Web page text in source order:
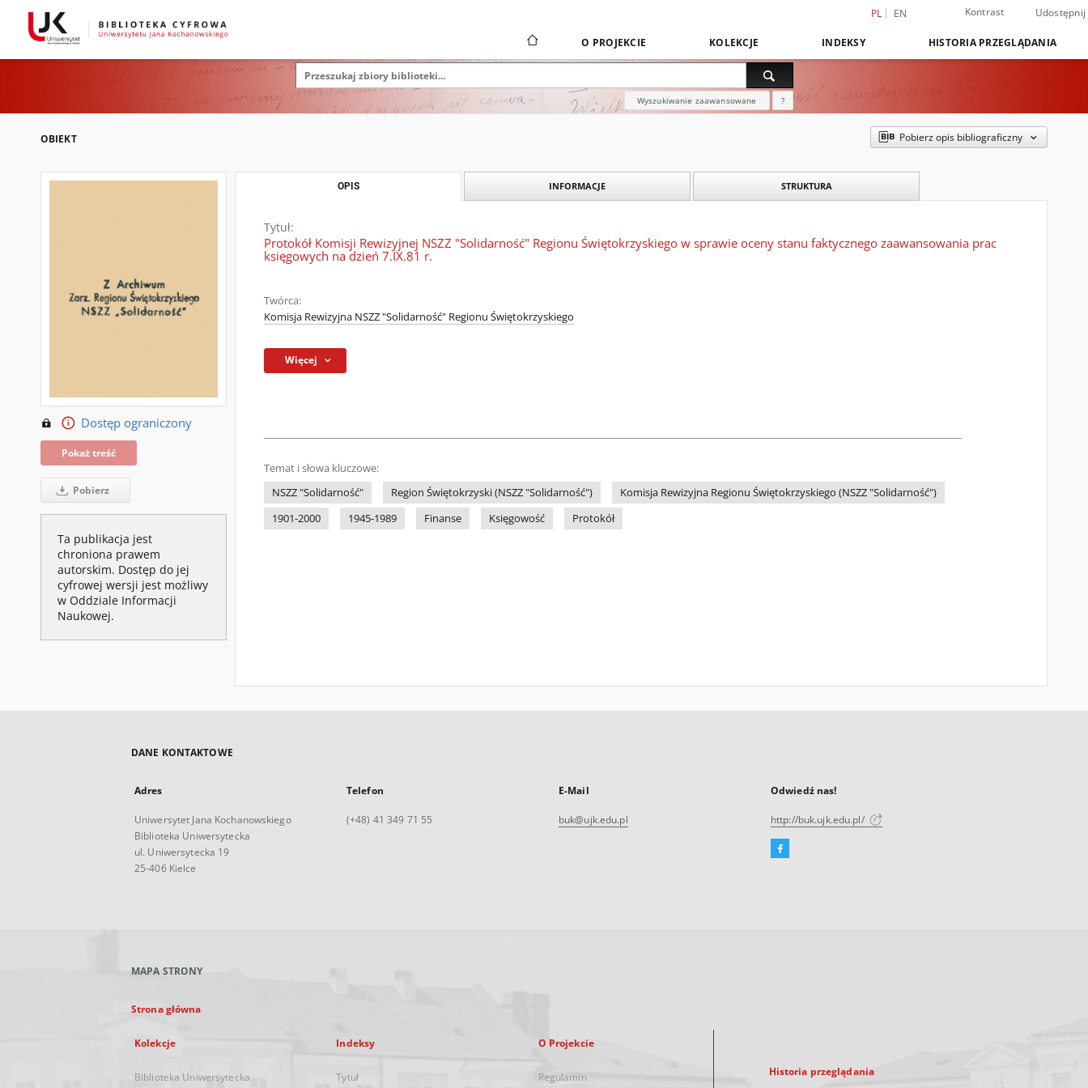
PL EN Kontrast Udostępnij
O PROJEKCIE KOLEKCJE INDEKSY HISTORIA PRZEGLĄDANIA
Wyszukiwanie zaawansowane ?
OBIEKT Pobierz opis bibliograficzny
Dostęp ograniczony
Pokaż treść
Pobierz
Ta publikacja jest
chroniona prawem
autorskim. Dostęp do jej
cyfrowej wersji jest możliwy
w Oddziale Informacji
Naukowej.
OPIS INFORMACJE STRUKTURA
Tytuł:
Protokół Komisji Rewizyjnej NSZZ "Solidarność" Regionu Świętokrzyskiego w sprawie oceny stanu faktycznego zaawansowania prac
księgowych na dzień 7.IX.81 r.
Twórca:
Komisja Rewizyjna NSZZ "Solidarność" Regionu Świętokrzyskiego
Więcej
Temat i słowa kluczowe:
NSZZ "Solidarność"
Region Świętokrzyski (NSZZ "Solidarność")
Komisja Rewizyjna Regionu Świętokrzyskiego (NSZZ "Solidarność")
1901-2000
1945-1989 Finanse Księgowość Protokół
DANE KONTAKTOWE
Adres
Uniwersytet Jana Kochanowskiego
Biblioteka Uniwersytecka
ul. Uniwersytecka 19
25-406 Kielce
Telefon
(+48) 41 349 71 55
E-Mail
buk@ujk.edu.pl
Odwiedź nas!
http://buk.ujk.edu.pl/
Facebook
MAPA STRONY
Strona główna
Kolekcje
Biblioteka Uniwersytecka
Indeksy
Tytuł
O Projekcie
Regulamin Historia przeglądania